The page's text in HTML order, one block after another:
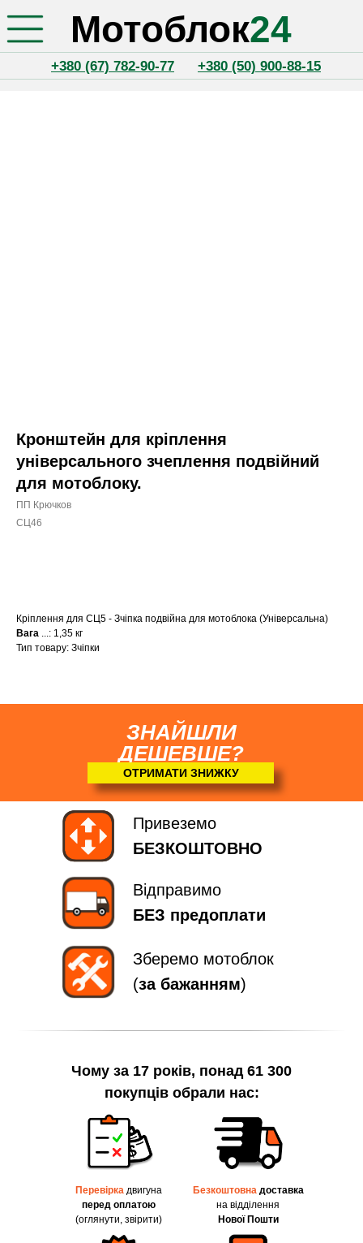
Мотоблок24
Кронштейн для кріплення
універсального зчеплення подвійний
для мотоблоку.
ПП Крючков
СЦ46
Кріплення для СЦ5 - Зчіпка подвійна для мотоблока (Універсальна)
Вага ...: 1,35 кг
Тип товару: Зчіпки
ЗНАЙШЛИ
ДЕШЕВШЕ?
ОТРИМАТИ ЗНИЖКУ
Відправимо
БЕЗ предоплати
Привеземо
БЕЗКОШТОВНО
Зберемо мотоблок
(за бажанням)
Чому за 17 років, понад 61 300
покупців обрали нас:
Перевірка двигуна
перед оплатою
(оглянути, звірити)
Безкоштовна доставка
на відділення
Нової Пошти